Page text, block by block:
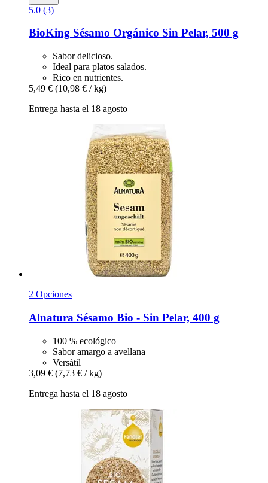
5.0 (3)
BioKing Sésamo Orgánico Sin Pelar, 500 g
Sabor delicioso.
Ideal para platos salados.
Rico en nutrientes.
5,49 € (10,98 € / kg)
Entrega hasta el 18 agosto
2 Opciones
Alnatura Sésamo Bio -​ Sin Pelar, 400 g
100 % ecológico
Sabor amargo a avellana
Versátil
3,09 € (7,73 € / kg)
Entrega hasta el 18 agosto